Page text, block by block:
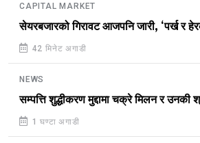
CAPITAL MARKET
सेयरबजारको गिरावट आजपनि जारी, ‘पर्ख र
42 मिनेट अगाडी
NEWS
सम्पत्ति शुद्धीकरण मुद्दामा चक्रे मिलन र उनकी
1 घण्टा अगाडी